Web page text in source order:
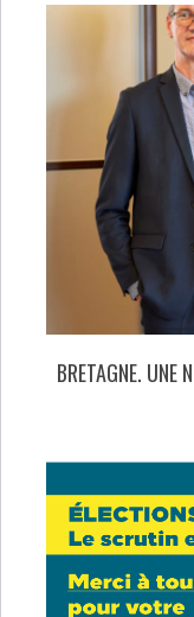
BRETAGNE. UNE